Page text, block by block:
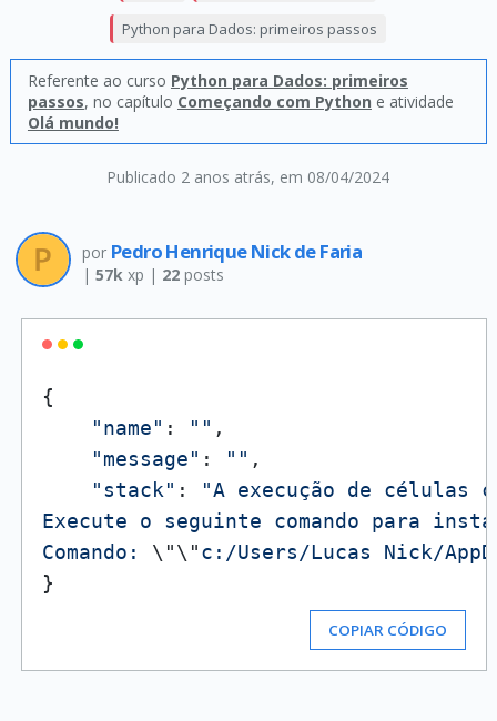
Publicado 2 anos atrás, em 08/04/2024
Python para Dados: primeiros passos
Referente ao curso Python para Dados: primeiros
passos, no capítulo Começando com Python e atividade
Olá mundo!
por Pedro Henrique Nick de Faria
| 57kxp | 22posts
{
"name" : "" ,
"message" : "" ,
"stack" :
"A execução de células
Execute o seguinte comando para
Comando: \"\"c:/Users/Lucas Nick/
COPIAR CÓDIGO